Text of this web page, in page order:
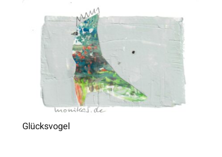
Glücksvogel